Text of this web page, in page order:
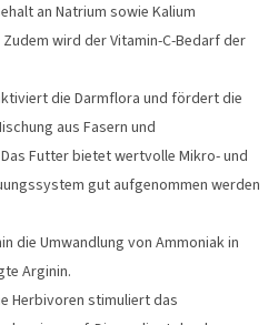
an Natrium sowie Kalium
wird der Vitamin-C-Bedarf der
die Darmflora und fördert die
aus Fasern und
Futter bietet wertvolle Mikro- und
gut aufgenommen werden
die Umwandlung von Ammoniak in
Arginin.
Herbivoren stimuliert das